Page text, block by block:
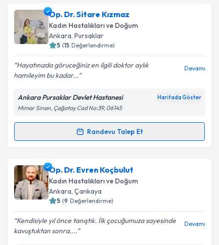
kapsamda işlenmesini kabul ediyorum.
Takvim Talebini Gönder
Op. Dr. Emine Gül Savcıiçin randevu takvimi talebi
oluşturun. Size bu uzmandan randevu almanız için bir
takvim hazırlandığında e-posta ile bilgilendireceğiz.
Kişisel verilerimin işlenmesine ilişkin
Aydınlatma
Metni'ni okudum ve kişisel verilerimin belirtilen
kapsamda işlenmesini kabul ediyorum.
Op. Dr. Sitare Kızmaz
Kadın Hastalıkları ve Doğum
Ankara, Pursaklar
5 (15 Değerlendirme)
Hayatınızda göruceğiniz en ilgili doktor aylık
hamileyim bu kadar...
Devamı
Ankara Pursaklar Devlet Hastanesi Haritada Göster
Mimar Sinan, Çağatay Cad No:39, 06145
Randevu Talep Et
Randevu Takvimi Talebi
Op. Dr. Sitare Kızmaziçin randevu takvimi talebi
oluşturun. Size bu uzmandan randevu almanız için bir
takvim hazırlandığında e-posta ile bilgilendireceğiz.
Op. Dr. Evren Koçbulut
Kadın Hastalıkları ve Doğum
Ankara, Çankaya
5 (9 Değerlendirme)
Kendisiyle yıl önce tanıştık. İlk çocuğumuza sayesinde
kavuştuktan sonra,...
Devamı